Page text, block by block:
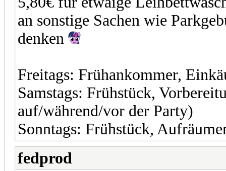
an sonstige Sachen wie
denken
Freitags: Frühankommer,
Samstags: Frühstück,
auf/während/vor der Party)
Sonntags: Frühstück,
fedprod